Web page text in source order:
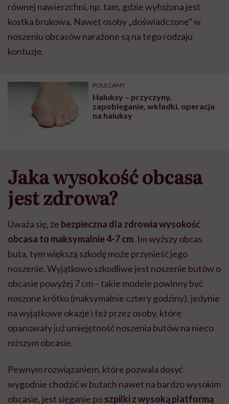
równej nawierzchni, np. tam, gdzie wyłożona jest
kostka brukowa. Nawet osoby „doświadczone” w
noszeniu obcasów narażone są na tego rodzaju
kontuzje.
POLECAMY
Haluksy – przyczyny,
zapobieganie, wkładki, operacja
na haluksy
Jaka wysokość obcasa
jest zdrowa?
Uważa się, że bezpieczna dla zdrowia wysokość
obcasa to maksymalnie 4-7 cm. Im wyższy obcas
buta, tym większą szkodę może przynieść jego
noszenie. Wyjątkowo szkodliwe jest noszenie butów o
obcasie powyżej 7 cm – takie modele powinny być
noszone krótko (maksymalnie cztery godziny), jedynie
na wyjątkowe okazje i też przez osoby, które
opanowały już umiejętność noszenia butów na nieco
niższym obcasie.
Pewnym rozwiązaniem, które pozwala dosyć
wygodnie chodzić w butach nawet na bardzo wysokim
obcasie, jest sięganie poszpilki z wysoką platformą